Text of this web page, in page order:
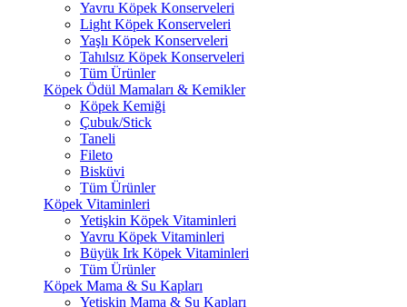
Yavru Köpek Konserveleri
Light Köpek Konserveleri
Yaşlı Köpek Konserveleri
Tahılsız Köpek Konserveleri
Tüm Ürünler
Köpek Ödül Mamaları & Kemikler
Köpek Kemiği
Çubuk/Stick
Taneli
Fileto
Bisküvi
Tüm Ürünler
Köpek Vitaminleri
Yetişkin Köpek Vitaminleri
Yavru Köpek Vitaminleri
Büyük Irk Köpek Vitaminleri
Tüm Ürünler
Köpek Mama & Su Kapları
Yetişkin Mama & Su Kapları